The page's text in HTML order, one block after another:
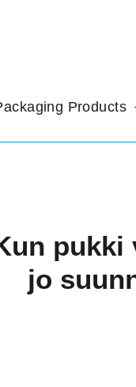
Products
pukki
jo